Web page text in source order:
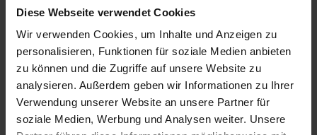
Diese Webseite verwendet Cookies
Wir verwenden Cookies, um Inhalte und Anzeigen zu
personalisieren, Funktionen für soziale Medien anbieten
zu können und die Zugriffe auf unsere Website zu
analysieren. Außerdem geben wir Informationen zu Ihrer
Verwendung unserer Website an unsere Partner für
soziale Medien, Werbung und Analysen weiter. Unsere
Advanced
VÍCE
CAD, konstrukce